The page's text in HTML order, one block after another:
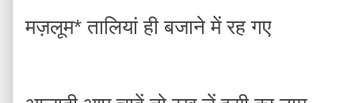
मज़लूम* तालियां ही बजाने में रह ग‌ए